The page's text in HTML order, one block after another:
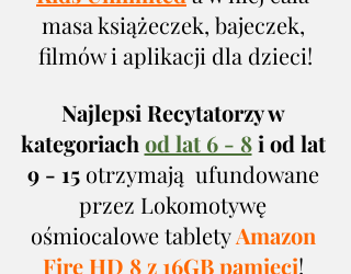
masa książeczek, bajeczek,
filmów i aplikacji dla dzieci!
Najlepsi Recytatorzy w
kategoriach od lat 6 - 8 i od lat
9 - 15 otrzymają  ufundowane
przez Lokomotywę
ośmiocalowe tablety Amazon
Fire HD 8 z 16GB pamięci!